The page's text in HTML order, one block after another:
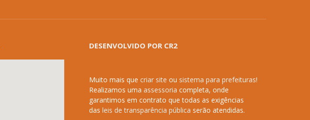
DESENVOLVIDO POR CR2
Muito mais que criar site ou sistema para prefeituras!
Realizamos uma assessoria completa, onde
garantimos em contrato que todas as exigências
das leis de transparência pública serão atendidas.